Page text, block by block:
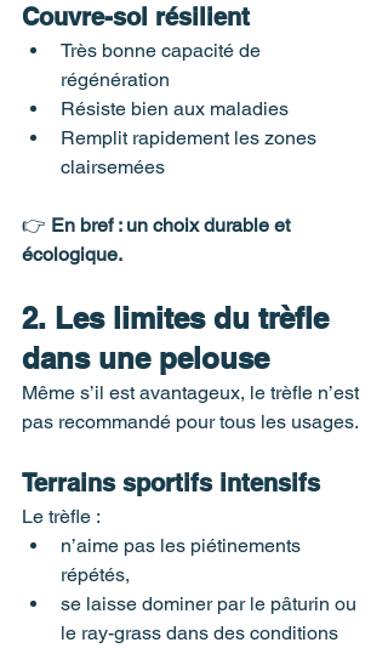
Couvre-sol résilient
Très bonne capacité de
régénération
Résiste bien aux maladies
Remplit rapidement les zones
clairsemées
👉 En bref : un choix durable et
écologique.
2. Les limites du trèfle
dans une pelouse
Même s’il est avantageux, le trèfle n’est
pas recommandé pour tous les usages.
Terrains sportifs intensifs
Le trèfle :
n’aime pas les piétinements
répétés,
se laisse dominer par le pâturin ou
le ray-grass dans des conditions